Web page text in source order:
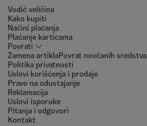
Vodič veličina
Kako kupiti
Načini plaćanja
Plaćanje karticama
Povrati
Zamena artiklaPovrat novčanih sredstva
Politika privatnosti
Uslovi korišćenja i prodaje
Pravo na odustajanje
Reklamacija
Uslovi isporuke
Pitanja i odgovori
Kontakt